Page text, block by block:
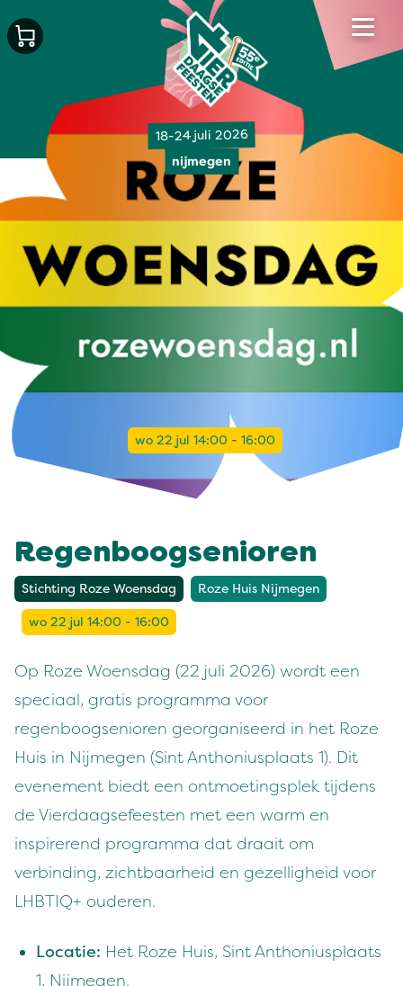
18-24 juli 2026
nijmegen
wo 22 jul 14:00 - 16:00
Regenboogsenioren
Stichting Roze Woensdag Roze Huis Nijmegen
wo 22 jul 14:00 - 16:00
Op Roze Woensdag (22 juli 2026) wordt een
speciaal, gratis programma voor
regenboogsenioren georganiseerd in het Roze
Huis in Nijmegen (Sint Anthoniusplaats 1). Dit
evenement biedt een ontmoetingsplek tijdens
de Vierdaagsefeesten met een warm en
inspirerend programma dat draait om
verbinding, zichtbaarheid en gezelligheid voor
LHBTIQ+ ouderen.
Locatie: Het Roze Huis, Sint Anthoniusplaats
1, Nijmegen.